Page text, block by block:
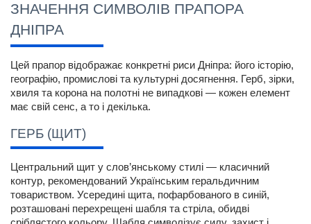
ЗНАЧЕННЯ СИМВОЛІВ ПРАПОРА
ДНІПРА
Цей прапор відображає конкретні риси Дніпра: його історію,
географію, промислові та культурні досягнення. Герб, зірки,
хвиля та корона на полотні не випадкові — кожен елемент
має свій сенс, а то і декілька.
ГЕРБ (ЩИТ)
Центральний щит у слов’янському стилі — класичний
контур, рекомендований Українським геральдичним
товариством. Усередині щита, пофарбованого в синій,
розташовані перехрещені шабля та стріла, обидві